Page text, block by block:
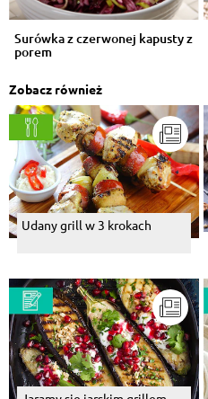
Surówka z czerwonej kapusty z
porem
Zobacz również
Udany grill w 3 krokach